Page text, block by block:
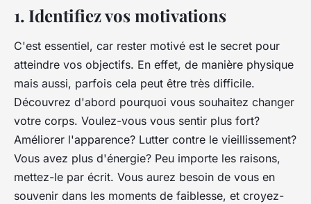
1. Identifiez vos motivations
C'est essentiel, car rester motivé est le secret pour
atteindre vos objectifs. En effet, de manière physique
mais aussi, parfois cela peut être très difficile.
Découvrez d'abord pourquoi vous souhaitez changer
votre corps. Voulez-vous vous sentir plus fort?
Améliorer l'apparence? Lutter contre le vieillissement?
Vous avez plus d'énergie? Peu importe les raisons,
mettez-le par écrit. Vous aurez besoin de vous en
souvenir dans les moments de faiblesse, et croyez-